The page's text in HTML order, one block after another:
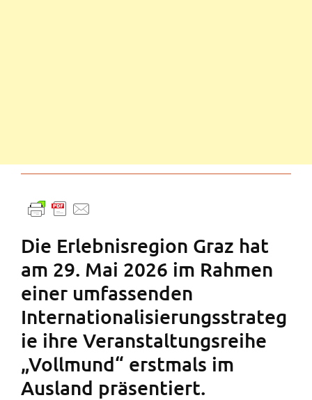
Die Erlebnisregion Graz hat
am 29. Mai 2026 im Rahmen
einer umfassenden
Internationalisierungsstrateg
ie ihre Veranstaltungsreihe
„Vollmund“ erstmals im
Ausland präsentiert.